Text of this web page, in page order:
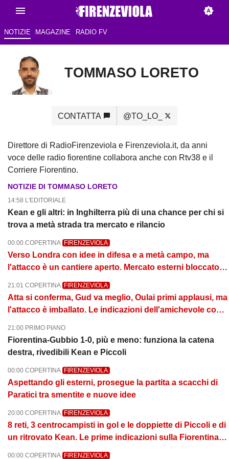
NOTIZIE MAGAZINE RADIO FV
TOMMASO LORETO
CONTATTA @TO_LO_
Direttore di RadioFirenzeviola e Firenzeviola.it, da anni
voce delle radio fiorentine collabora anche con Rtv38 e il
Corriere Fiorentino.
NOTIZIE DI TOMMASO LORETO
14:58 L'EDITORIALE
Kean e gli altri: in Inghilterra più di una chance per chi si
trova a metà strada tra mercato e rilancio
00:00 COPERTINA FIRENZEVIOLA
Verso Londra con idee in difesa e a metà campo, ma
l'attacco è un cantiere aperto. Mercato esterni bloccato,
21:01 COPERTINA FIRENZEVIOLA
Atta si conferma, Gud va meglio, Oulai primi applausi, ma
l'attacco è imballato. Le indicazioni dell'amichevole con il
21:00 PRIMO PIANO
Fiorentina-Gubbio 1-0, più e meno: funziona la catena
destra, rivedibili Kean e Piccoli
00:00 COPERTINA FIRENZEVIOLA
Aspettando gli esterni, prosegue la partita a scacchi di
Paratici tra smentite e nuove idee
20:00 COPERTINA FIRENZEVIOLA
8 reti, 3 centrocampisti in gol e le doppiette di Piccoli e di
un ritrovato Kean. Le prime indicazioni sulla Fiorentina
00:00 COPERTINA FIRENZEVIOLA